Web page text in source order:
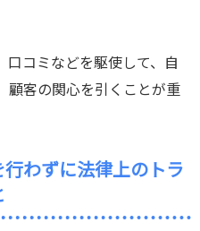
口コミなどを駆使して、自
顧客の関心を引くことが重
わずに法律上のトラ